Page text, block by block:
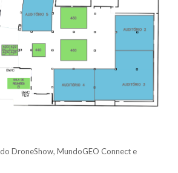
DroneShow, MundoGEO Connect e